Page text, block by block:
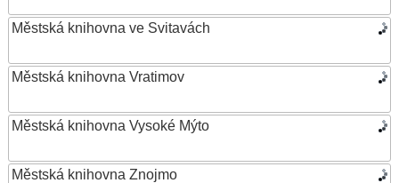
Městská knihovna ve Svitavách
Městská knihovna Vratimov
Městská knihovna Vysoké Mýto
Městská knihovna Znojmo